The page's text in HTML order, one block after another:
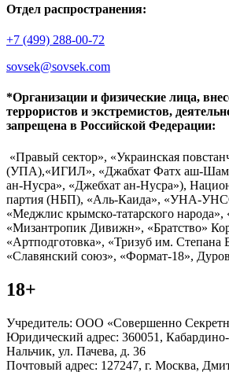
Отдел распространения:
+7 (499) 288-00-72
sovsek@sovsek.com
*Организации и физические лица,
террористов и экстремистов,
запрещена в Российской Федерации:
«Правый сектор», «Украинская
(УПА),«ИГИЛ», «Джабхат Фатх аш-
ан-Нусра», «Джебхат ан-Нусра»),
партия (НБП), «Аль-Каида», «УНА-
«Меджлис крымско-татарского
«Мизантропик Дивижн», «Братство»
«Артподготовка», «Тризуб им.
«Славянский союз», «Формат-18»,
18+
Учредитель: ООО «Совершенно
Юридический адрес: 360051, Кабардино-
Нальчик, ул. Пачева, д. 36
Почтовый адрес: 127247, г. Москва,